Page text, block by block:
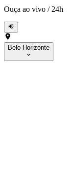
Ouça ao vivo / 24h
Belo Horizonte